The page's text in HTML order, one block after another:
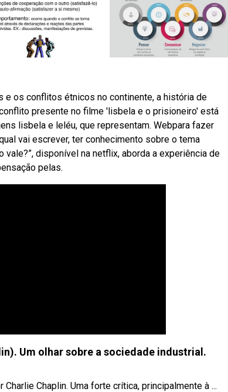
os conflitos étnicos no continente, a história de
presente no filme 'lisbela e o prisioneiro' está
lisbela e leléu, que representam. Webpara fazer
vai escrever, ter conhecimento sobre o tema
disponível na netflix, aborda a experiência de
pelas.
Um olhar sobre a sociedade industrial.
Chaplin. Uma forte crítica, principalmente à ...